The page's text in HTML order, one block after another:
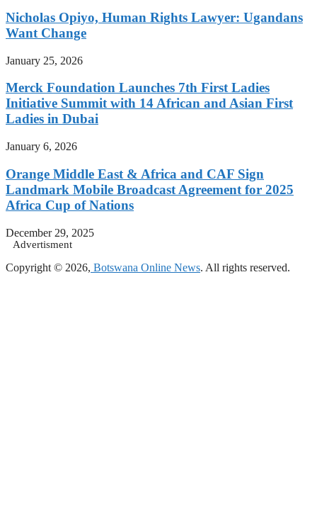
Nicholas Opiyo, Human Rights Lawyer: Ugandans
Want Change
January 25, 2026
Merck Foundation Launches 7th First Ladies
Initiative Summit with 14 African and Asian First
Ladies in Dubai
January 6, 2026
Orange Middle East & Africa and CAF Sign
Landmark Mobile Broadcast Agreement for 2025
Africa Cup of Nations
December 29, 2025
Advertisment
Copyright © 2026, Botswana Online News. All rights reserved.